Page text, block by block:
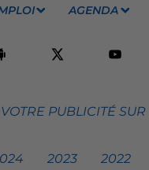
AGENDA
VOTRE PUBLICITÉ
2023 2022